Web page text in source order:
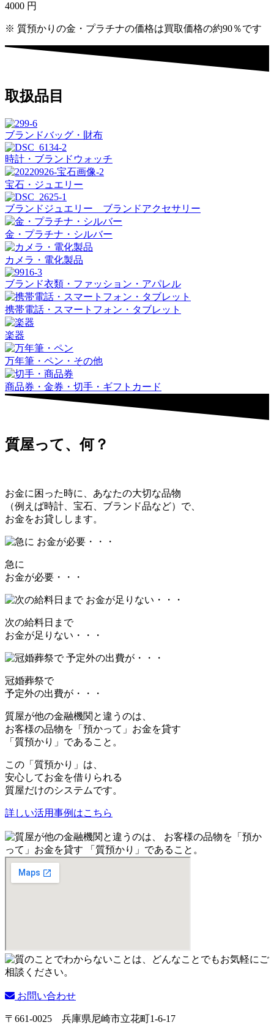
4000 円
※ 質預かりの金・プラチナの価格は買取価格の約90％です
取扱品目
ブランドバッグ・財布
時計・ブランドウォッチ
宝石・ジュエリー
ブランドジュエリー ブランドアクセサリー
金・プラチナ・シルバー
カメラ・電化製品
ブランド衣類・ファッション・アパレル
携帯電話・スマートフォン・タブレット
楽器
万年筆・ペン・その他
商品券・金券・切手・ギフトカード
質屋って、何？
お金に困った時に、あなたの大切な品物
（例えば時計、宝石、ブランド品など）で、
お金をお貸しします。
急に
お金が必要・・・
次の給料日まで
お金が足りない・・・
冠婚葬祭で
予定外の出費が・・・
質屋が他の金融機関と違うのは、
お客様の品物を「預かって」お金を貸す
「質預かり」であること。
この「質預かり」は、
安心してお金を借りられる
質屋だけのシステムです。
詳しい活用事例はこちら
お問い合わせ
〒661-0025 兵庫県尼崎市立花町1-6-17